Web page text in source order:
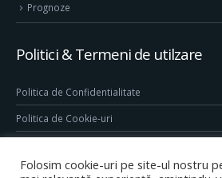
Prognoze
Politici & Termeni de utilzare
Politica de Confidentialitate
Politica de Cookie-uri
Conditii generale de utilizare site
Folosim cookie-uri pe site-ul nostru